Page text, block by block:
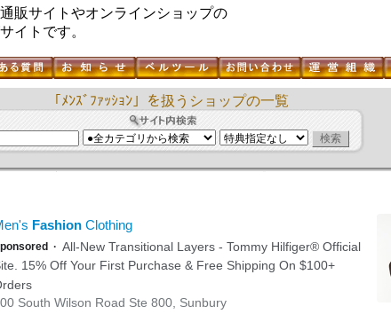
販サイトやオンラインショップの
イトです。
「ﾒﾝｽﾞﾌｧｯｼｮﾝ」を扱うショップの一覧